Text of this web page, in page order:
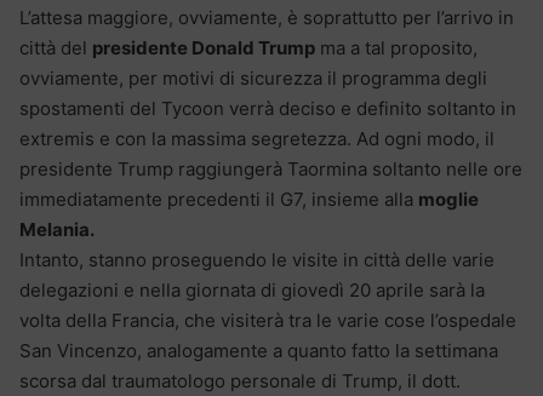
L’attesa maggiore, ovviamente, è soprattutto per l’arrivo in
città del presidente Donald Trump ma a tal proposito,
ovviamente, per motivi di sicurezza il programma degli
spostamenti del Tycoon verrà deciso e definito soltanto in
extremis e con la massima segretezza. Ad ogni modo, il
presidente Trump raggiungerà Taormina soltanto nelle ore
immediatamente precedenti il G7, insieme alla moglie
Melania.
Intanto, stanno proseguendo le visite in città delle varie
delegazioni e nella giornata di giovedì 20 aprile sarà la
volta della Francia, che visiterà tra le varie cose l’ospedale
San Vincenzo, analogamente a quanto fatto la settimana
scorsa dal traumatologo personale di Trump, il dott.